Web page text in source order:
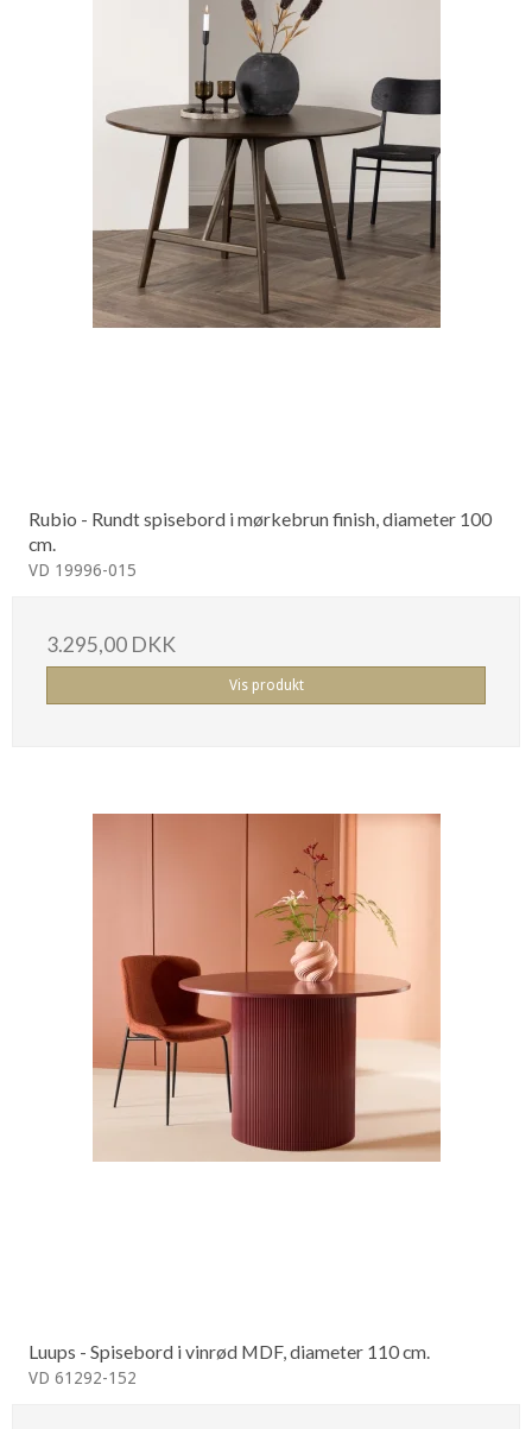
Rubio - Rundt spisebord i mørkebrun finish, diameter 100
cm.
VD 19996-015
3.295,00 DKK
Vis produkt
Luups - Spisebord i vinrød MDF, diameter 110 cm.
VD 61292-152